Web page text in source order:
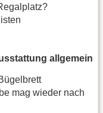
allgemein
mag wieder nach